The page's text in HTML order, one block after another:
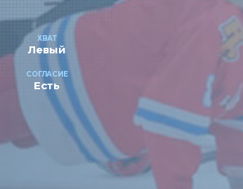
ХВАТ
Левый
СОГЛАСИЕ
Есть